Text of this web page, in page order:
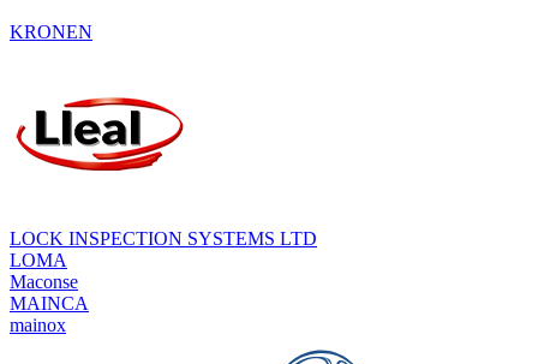
KRONEN
LOCK INSPECTION SYSTEMS LTD
LOMA
Maconse
MAINCA
mainox